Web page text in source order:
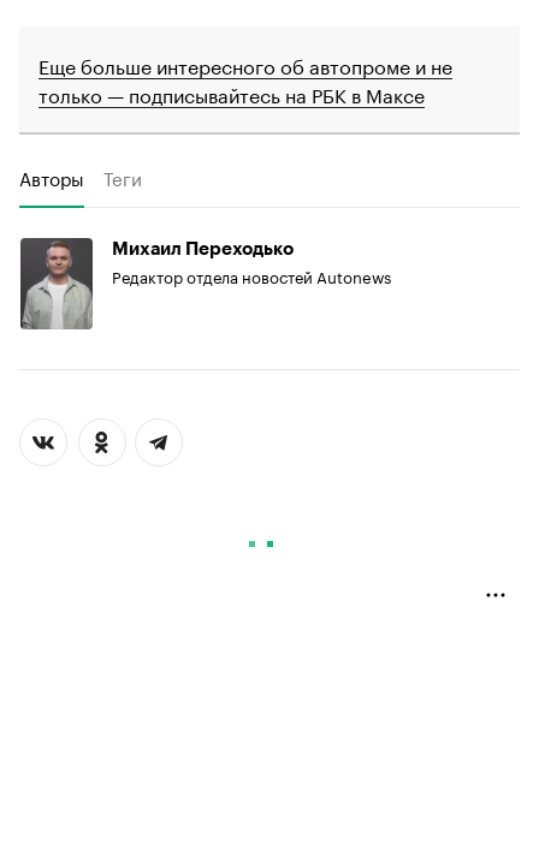
Еще больше интересного об автопроме и не
только — подписывайтесь на РБК в Максе
Авторы Теги
Михаил Переходько
Редактор отдела новостей Autonews